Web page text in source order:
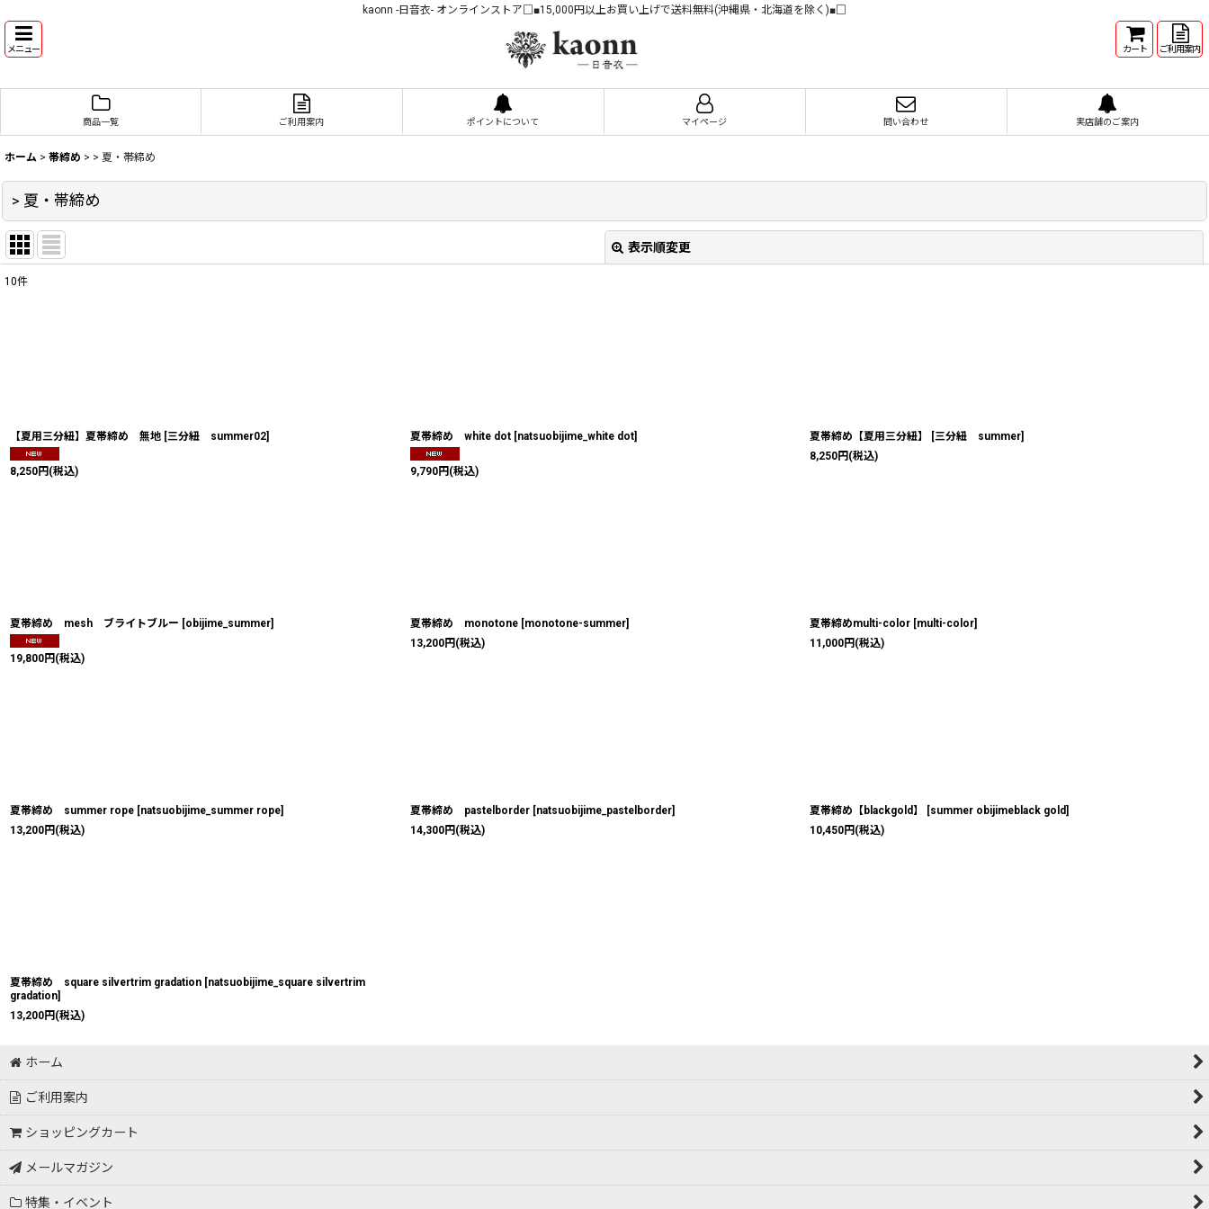
kaonn -日音衣- オンラインストア□■15,000円以上お買い上げで送料無料(沖縄県・北海道を除く)■□
メニュー カート ご利用案内
商品一覧 ご利用案内 ポイントについて マイページ 問い合わせ 実店舗のご案内
ホーム > 帯締め > > 夏・帯締め
> 夏・帯締め
表示順変更
10件
【夏用三分紐】夏帯締め 無地 [三分紐 summer02]
8,250円 (税込)
夏帯締め white dot [natsuobijime_white dot]
9,790円 (税込)
夏帯締め【夏用三分紐】 [三分紐 summer]
8,250円 (税込)
夏帯締め mesh ブライトブルー [obijime_summer]
19,800円 (税込)
夏帯締め monotone [monotone-summer]
13,200円 (税込)
夏帯締めmulti-color [multi-color]
11,000円 (税込)
夏帯締め summer rope [natsuobijime_summer rope]
13,200円 (税込)
夏帯締め pastelborder [natsuobijime_pastelborder]
14,300円 (税込)
夏帯締め【blackgold】 [summer obijimeblack gold]
10,450円 (税込)
夏帯締め square silvertrim gradation [natsuobijime_square silvertrim
gradation]
13,200円 (税込)
ホーム
ご利用案内
ショッピングカート
メールマガジン
特集・イベント